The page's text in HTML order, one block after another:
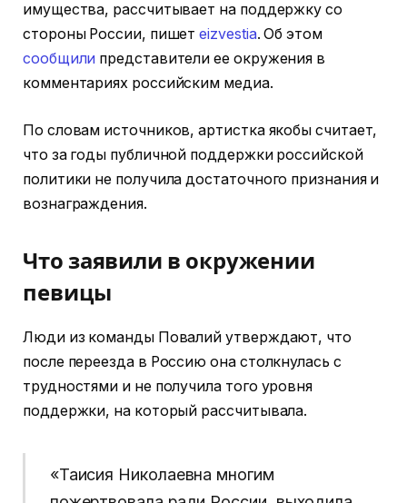
имущества, рассчитывает на поддержку со
стороны России, пишетeizvestia. Об этом
сообщили представители ее окружения в
комментариях российским медиа.
По словам источников, артистка якобы считает,
что за годы публичной поддержки российской
политики не получила достаточного признания и
вознаграждения.
Что заявили в окружении
певицы
Люди из команды Повалий утверждают, что
после переезда в Россию она столкнулась с
трудностями и не получила того уровня
поддержки, на который рассчитывала.
«Таисия Николаевна многим